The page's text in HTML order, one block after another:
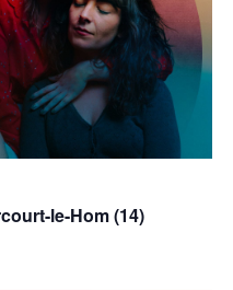
le-Hom (14)